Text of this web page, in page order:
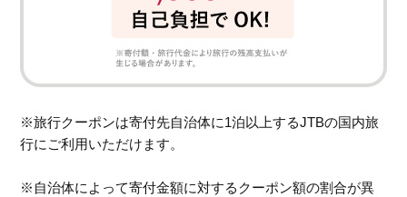
※旅行クーポンは寄付先自治体に1泊以上するJTBの国内旅
行にご利用いただけます。
※自治体によって寄付金額に対するクーポン額の割合が異